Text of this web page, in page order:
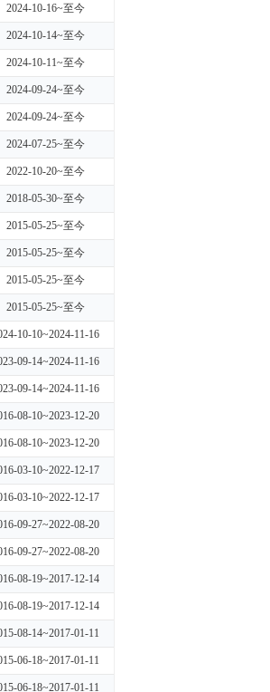
30日起至2024年
华兴悦定期开放
基金基金经理。自
任鹏华永瑞一年封
资基金基金经理。
置混合型证券投
2024-10-16~至今
2024-10-14~至今
2024-10-11~至今
2024-09-24~至今
2024-09-24~至今
2024-07-25~至今
2022-10-20~至今
2018-05-30~至今
2015-05-25~至今
2015-05-25~至今
2015-05-25~至今
2015-05-25~至今
10-10~2024-11-16
09-14~2024-11-16
09-14~2024-11-16
08-10~2023-12-20
08-10~2023-12-20
03-10~2022-12-17
03-10~2022-12-17
09-27~2022-08-20
09-27~2022-08-20
08-19~2017-12-14
08-19~2017-12-14
08-14~2017-01-11
06-18~2017-01-11
06-18~2017-01-11